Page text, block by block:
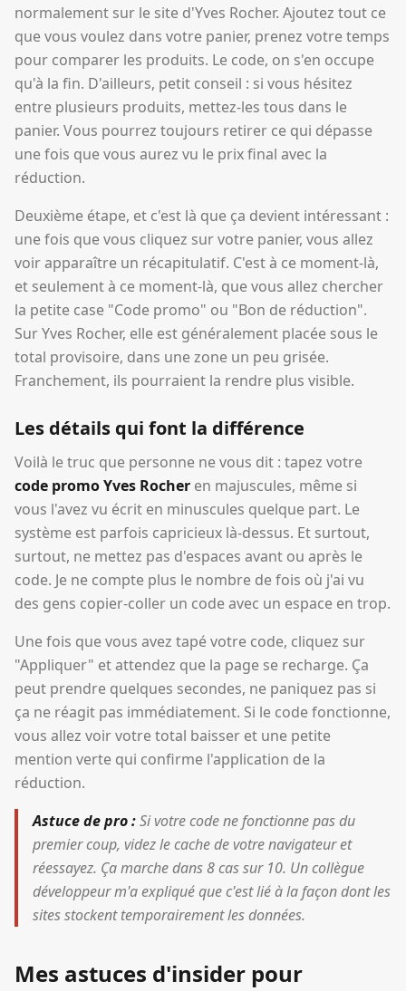
normalement sur le site d'Yves Rocher. Ajoutez tout ce
que vous voulez dans votre panier, prenez votre temps
pour comparer les produits. Le code, on s'en occupe
qu'à la fin. D'ailleurs, petit conseil : si vous hésitez
entre plusieurs produits, mettez-les tous dans le
panier. Vous pourrez toujours retirer ce qui dépasse
une fois que vous aurez vu le prix final avec la
réduction.
Deuxième étape, et c'est là que ça devient intéressant :
une fois que vous cliquez sur votre panier, vous allez
voir apparaître un récapitulatif. C'est à ce moment-là,
et seulement à ce moment-là, que vous allez chercher
la petite case "Code promo" ou "Bon de réduction".
Sur Yves Rocher, elle est généralement placée sous le
total provisoire, dans une zone un peu grisée.
Franchement, ils pourraient la rendre plus visible.
Les détails qui font la différence
Voilà le truc que personne ne vous dit : tapez votre
code promo Yves Rocher en majuscules, même si
vous l'avez vu écrit en minuscules quelque part. Le
système est parfois capricieux là-dessus. Et surtout,
surtout, ne mettez pas d'espaces avant ou après le
code. Je ne compte plus le nombre de fois où j'ai vu
des gens copier-coller un code avec un espace en trop.
Une fois que vous avez tapé votre code, cliquez sur
"Appliquer" et attendez que la page se recharge. Ça
peut prendre quelques secondes, ne paniquez pas si
ça ne réagit pas immédiatement. Si le code fonctionne,
vous allez voir votre total baisser et une petite
mention verte qui confirme l'application de la
réduction.
Astuce de pro :Si votre code ne fonctionne pas du
premier coup, videz le cache de votre navigateur et
réessayez. Ça marche dans 8 cas sur 10. Un collègue
développeur m'a expliqué que c'est lié à la façon dont les
sites stockent temporairement les données.
Mes astuces d'insider pour